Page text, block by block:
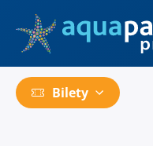
Bilety